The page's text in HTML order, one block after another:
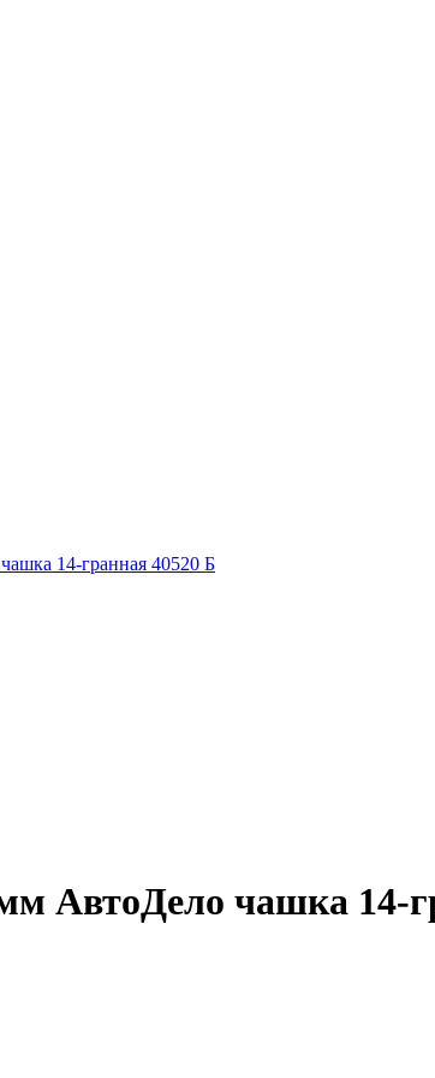
14-гранная 40520 Б
АвтоДело чашка 14-